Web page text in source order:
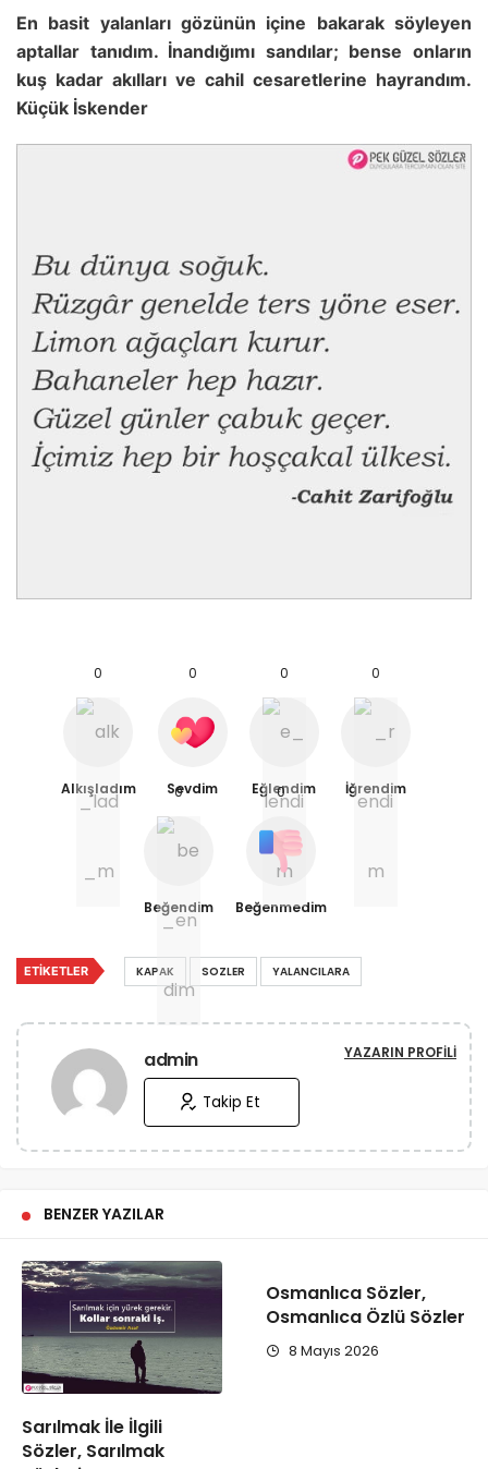
En basit yalanları gözünün içine bakarak söyleyen
aptallar tanıdım. İnandığımı sandılar; bense onların
kuş kadar akılları ve cahil cesaretlerine hayrandım.
Küçük İskender
0
Alkışladım
0
Sevdim
0
Eğlendim
0
İğrendim
0
Beğendim
0
Beğenmedim
ETIKETLER KAPAK SOZLER YALANCILARA
admin YAZARIN PROFILI
Takip Et
BENZER YAZILAR
Sarılmak İle İlgili
Sözler, Sarılmak
Osmanlıca Sözler,
Osmanlıca Özlü Sözler
8 Mayıs 2026